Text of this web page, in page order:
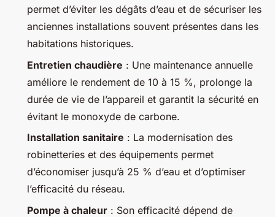
permet d’éviter les dégâts d’eau et de sécuriser les
anciennes installations souvent présentes dans les
habitations historiques.
Entretien chaudière : Une maintenance annuelle
améliore le rendement de 10 à 15 %, prolonge la
durée de vie de l’appareil et garantit la sécurité en
évitant le monoxyde de carbone.
Installation sanitaire : La modernisation des
robinetteries et des équipements permet
d’économiser jusqu’à 25 % d’eau et d’optimiser
l’efficacité du réseau.
Pompe à chaleur : Son efficacité dépend de